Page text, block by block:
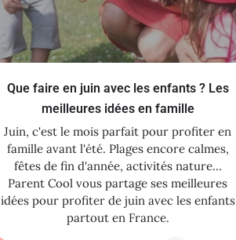
Que faire en juin avec les enfants ? Les
meilleures idées en famille
Juin, c'est le mois parfait pour profiter en
famille avant l'été. Plages encore calmes,
fêtes de fin d'année, activités nature…
Parent Cool vous partage ses meilleures
idées pour profiter de juin avec les enfants
partout en France.